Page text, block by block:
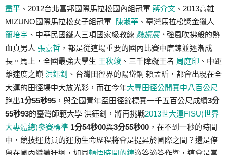
盡平 、2012台北富邦國際馬拉松國內組冠軍 蔣介文 、2013高雄
MIZUNO國際馬拉松女子組冠軍
陳淑華 、臺灣馬拉松獎金獵人
簡培宇 、中華民國鐵人三項國家級教練 魏振展、 強風吹拂般的熱
血真男人 張嘉哲 ，都是從這場重要的國內比賽中磨鍊並逐漸成
長。馬上，全國最強大學生 王秋竣 、三千障礙王者 周庭印 、中距
離速度之巔 洪鈺釗 、台灣田徑界的陽岱鋼 賴孟昕，都會出現在全
大運的田徑場中大放光彩，而在今年大專田徑公開賽中八百公尺
跑出1分55秒95 ，與全國青年盃田徑錦標賽一千五百公尺成績3分
55秒93的臺灣師範大學 洪鈺釗，將再挑戰2013世大運FISU(世界
大專體總)參賽標準 1分54秒00與3分55秒00 ，在不到一秒的時間
中，競技運動員的運動生命歷程將會是提昇於國際之間？還是停
留在國內繼續迂迴，如同頓悟時間的鐘滴答滴答作響，這會是掌